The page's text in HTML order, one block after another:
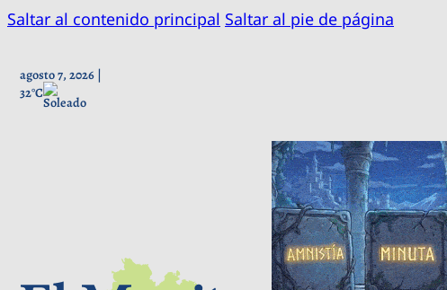
Saltar al contenido principal Saltar al pie de página
agosto 7, 2026 |
32°C